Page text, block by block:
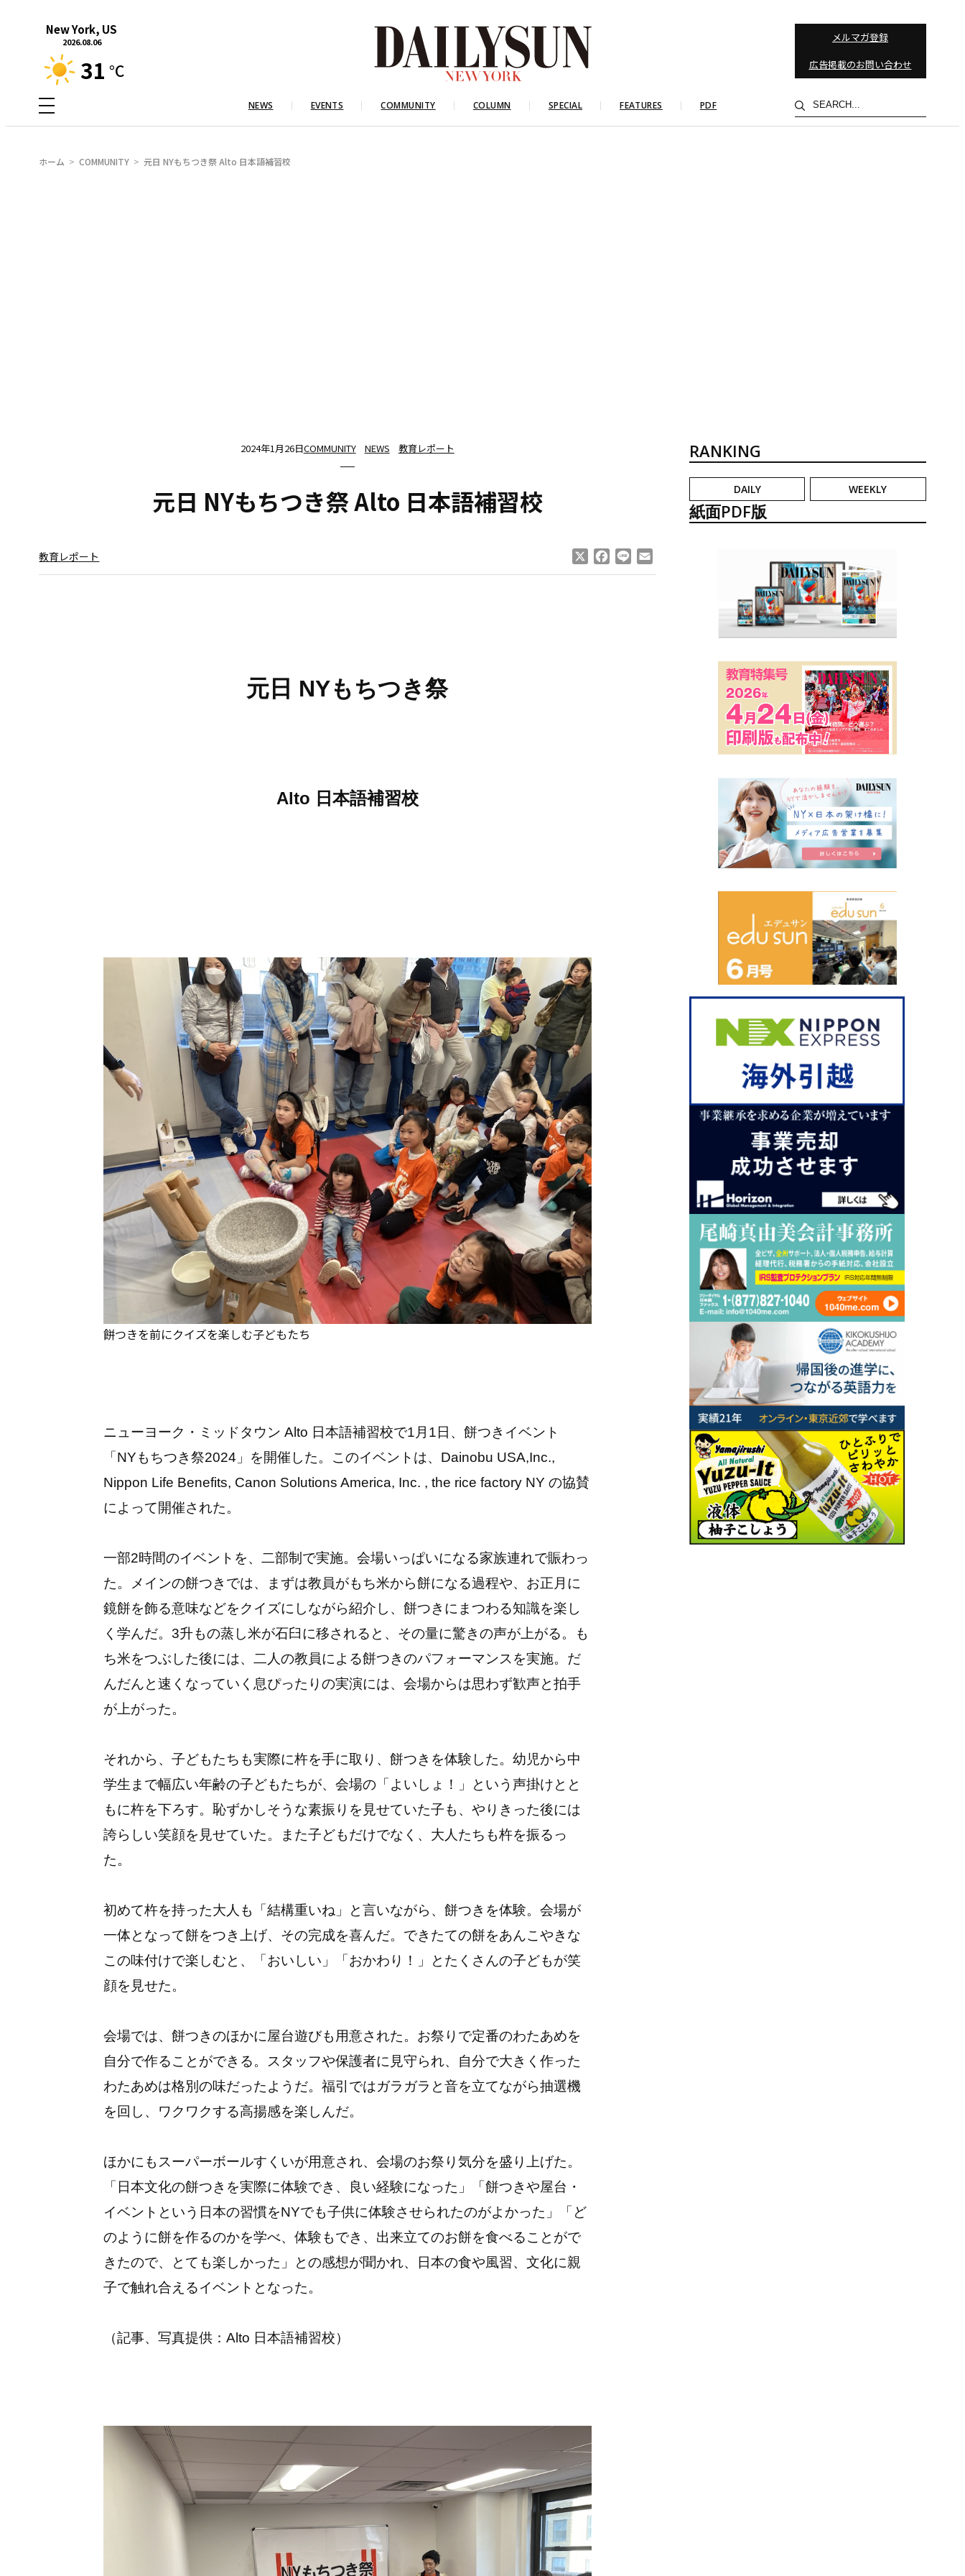
New York, US
2026.08.06
31 °C
メルマガ登録
広告掲載のお問い合わせ
NEWS EVENTS COMMUNITY COLUMN SPECIAL FEATURES PDF
検
索
ホーム COMMUNITY 元日 NYもちつき祭 Alto 日本語補習校
2024年1月26日COMMUNITY NEWS 教育レポート
元日 NYもちつき祭 Alto 日本語補習校
教育レポート Facebook
Line
元日 NYもちつき祭
Alto 日本語補習校
餅つきを前にクイズを楽しむ子どもたち
ニューヨーク・ミッドタウン Alto 日本語補習校で1月1日、餅つきイベント
「NYもちつき祭2024」を開催した。このイベントは、Dainobu USA,Inc.,
Nippon Life Benefits, Canon Solutions America, Inc. , the rice factory NY の協賛
によって開催された。
一部2時間のイベントを、二部制で実施。会場いっぱいになる家族連れで賑わっ
た。メインの餅つきでは、まずは教員がもち米から餅になる過程や、お正月に
鏡餅を飾る意味などをクイズにしながら紹介し、餅つきにまつわる知識を楽し
く学んだ。3升もの蒸し米が石臼に移されると、その量に驚きの声が上がる。も
ち米をつぶした後には、二人の教員による餅つきのパフォーマンスを実施。だ
んだんと速くなっていく息ぴったりの実演には、会場からは思わず歓声と拍手
が上がった。
それから、子どもたちも実際に杵を手に取り、餅つきを体験した。幼児から中
学生まで幅広い年齢の子どもたちが、会場の「よいしょ！」という声掛けとと
もに杵を下ろす。恥ずかしそうな素振りを見せていた子も、やりきった後には
誇らしい笑顔を見せていた。また子どもだけでなく、大人たちも杵を振るっ
た。
初めて杵を持った大人も「結構重いね」と言いながら、餅つきを体験。会場が
一体となって餅をつき上げ、その完成を喜んだ。できたての餅をあんこやきな
この味付けで楽しむと、「おいしい」「おかわり！」とたくさんの子どもが笑
顔を見せた。
会場では、餅つきのほかに屋台遊びも用意された。お祭りで定番のわたあめを
自分で作ることができる。スタッフや保護者に見守られ、自分で大きく作った
わたあめは格別の味だったようだ。福引ではガラガラと音を立てながら抽選機
を回し、ワクワクする高揚感を楽しんだ。
ほかにもスーパーボールすくいが用意され、会場のお祭り気分を盛り上げた。
「日本文化の餅つきを実際に体験でき、良い経験になった」「餅つきや屋台・
イベントという日本の習慣をNYでも子供に体験させられたのがよかった」「ど
のように餅を作るのかを学べ、体験もでき、出来立てのお餅を食べることがで
きたので、とても楽しかった」との感想が聞かれ、日本の食や風習、文化に親
子で触れ合えるイベントとなった。
（記事、写真提供：Alto 日本語補習校）
RANKING
DAILY WEEKLY
紙面PDF版